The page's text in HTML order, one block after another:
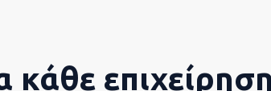
κάθε επιχείρηση